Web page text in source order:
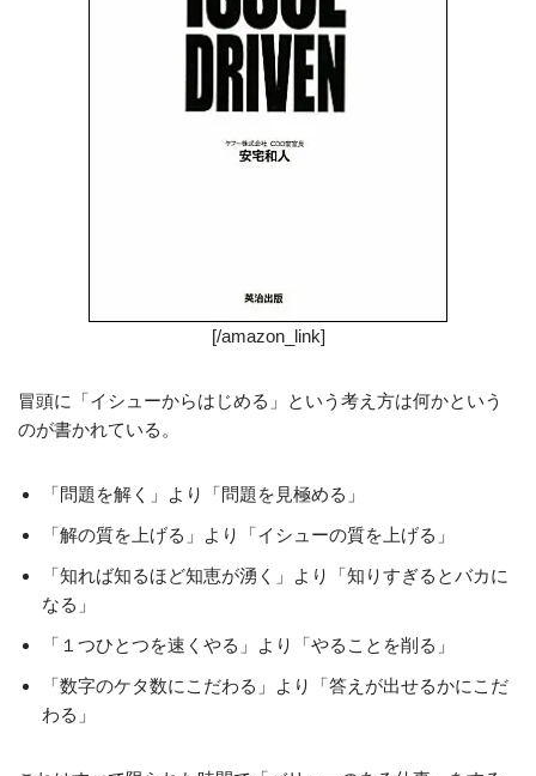
[/amazon_link]
冒頭に「イシューからはじめる」という考え方は何かという
のが書かれている。
「問題を解く」より「問題を見極める」
「解の質を上げる」より「イシューの質を上げる」
「知れば知るほど知恵が湧く」より「知りすぎるとバカに
なる」
「１つひとつを速くやる」より「やることを削る」
「数字のケタ数にこだわる」より「答えが出せるかにこだ
わる」